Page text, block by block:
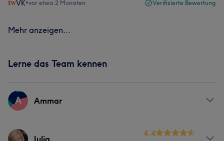
VK•vor etwa 2 Monaten Verifizierte Bewertung
Mehr anzeigen...
Lerne das Team kennen
A Ammar
Services
Julia
4.4